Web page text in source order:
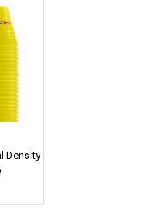
Density